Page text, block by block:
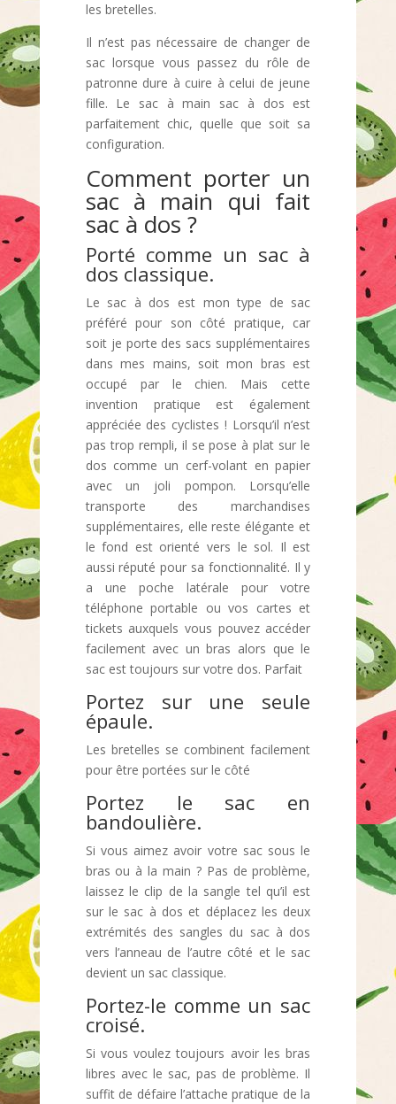
les bretelles.
Il n’est pas nécessaire de changer de
sac lorsque vous passez du rôle de
patronne dure à cuire à celui de jeune
fille. Le sac à main sac à dos est
parfaitement chic, quelle que soit sa
configuration.
Comment porter un
sac à main qui fait
sac à dos ?
Porté comme un sac à
dos classique.
Le sac à dos est mon type de sac
préféré pour son côté pratique, car
soit je porte des sacs supplémentaires
dans mes mains, soit mon bras est
occupé par le chien. Mais cette
invention pratique est également
appréciée des cyclistes ! Lorsqu’il n’est
pas trop rempli, il se pose à plat sur le
dos comme un cerf-volant en papier
avec un joli pompon. Lorsqu’elle
transporte des marchandises
supplémentaires, elle reste élégante et
le fond est orienté vers le sol. Il est
aussi réputé pour sa fonctionnalité. Il y
a une poche latérale pour votre
téléphone portable ou vos cartes et
tickets auxquels vous pouvez accéder
facilement avec un bras alors que le
sac est toujours sur votre dos. Parfait
Portez sur une seule
épaule.
Les bretelles se combinent facilement
pour être portées sur le côté
Portez le sac en
bandoulière.
Si vous aimez avoir votre sac sous le
bras ou à la main ? Pas de problème,
laissez le clip de la sangle tel qu’il est
sur le sac à dos et déplacez les deux
extrémités des sangles du sac à dos
vers l’anneau de l’autre côté et le sac
devient un sac classique.
Portez-le comme un sac
croisé.
Si vous voulez toujours avoir les bras
libres avec le sac, pas de problème. Il
suffit de défaire l’attache pratique de la